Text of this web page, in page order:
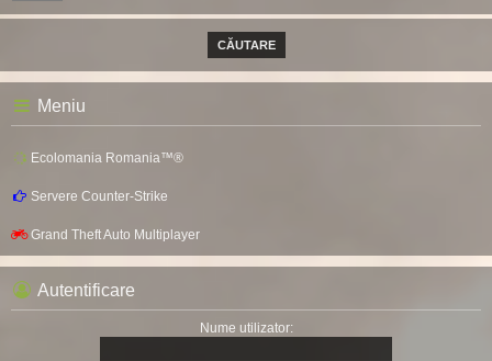
Meniu
Ecolomania Romania™®
Servere Counter-Strike
Grand Theft Auto Multiplayer
Autentificare
Nume utilizator: